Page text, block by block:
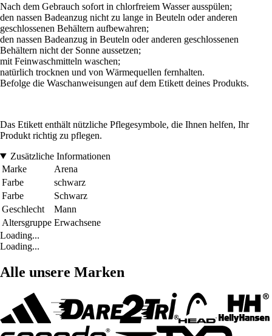
Nach dem Gebrauch sofort in chlorfreiem Wasser ausspülen;
den nassen Badeanzug nicht zu lange in Beuteln oder anderen
geschlossenen Behältern aufbewahren;
den nassen Badeanzug in Beuteln oder anderen geschlossenen
Behältern nicht der Sonne aussetzen;
mit Feinwaschmitteln waschen;
natürlich trocknen und von Wärmequellen fernhalten.
Befolge die Waschanweisungen auf dem Etikett deines Produkts.
Das Etikett enthält nützliche Pflegesymbole, die Ihnen helfen, Ihr
Produkt richtig zu pflegen.
Zusätzliche Informationen
Marke
Arena
Farbe
schwarz
Farbe
Schwarz
Geschlecht
Mann
Altersgruppe Erwachsene
Loading...
Loading...
Alle unsere Marken